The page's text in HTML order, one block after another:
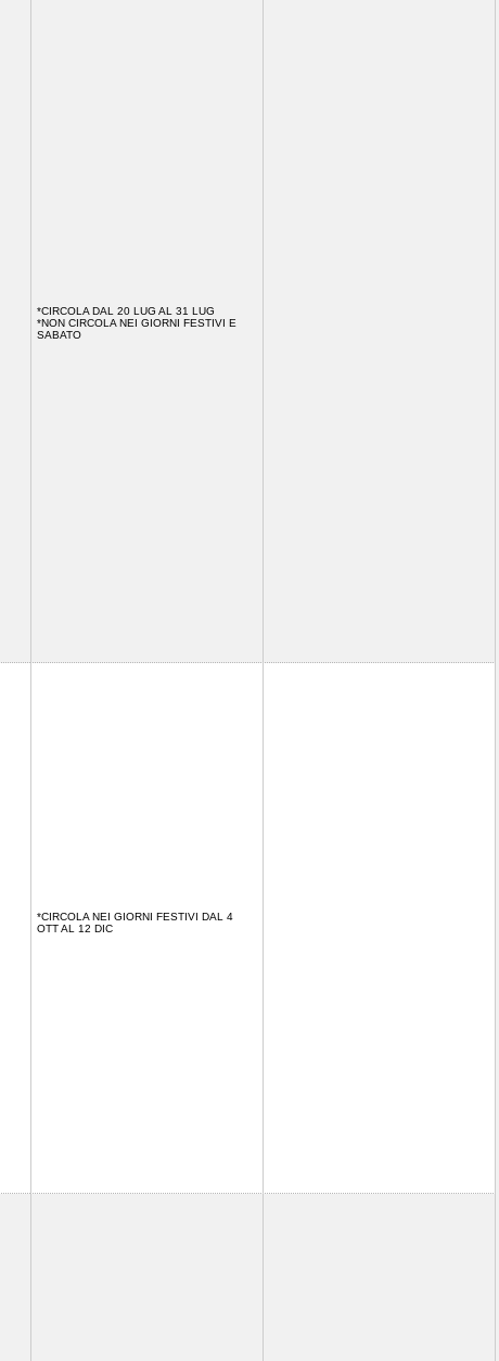
*CIRCOLA DAL 20 LUG AL 31 LUG
*NON CIRCOLA NEI GIORNI FESTIVI E
SABATO
*CIRCOLA NEI GIORNI FESTIVI DAL 4
OTT AL 12 DIC